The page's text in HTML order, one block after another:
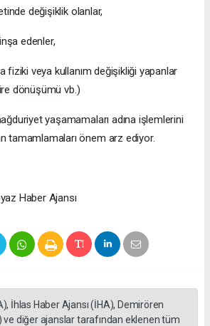
değişiklik olanlar,
edenler,
fiziki veya kullanım değişikliği yapanlar
dönüşümü vb.)
yaşamamaları adına işlemlerini
tamamlamaları önem arz ediyor.
Haber Ajansı
İhlas Haber Ajansı (İHA), Demirören
ve diğer ajanslar tarafından eklenen tüm